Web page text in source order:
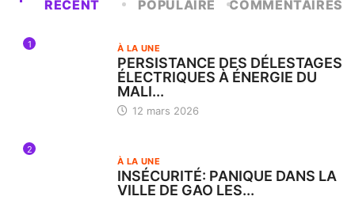
RÉCENT POPULAIRE COMMENTAIRES
1 À LA UNE
PERSISTANCE DES DÉLESTAGES
ÉLECTRIQUES À ÉNERGIE DU
MALI...
12 mars 2026
2
À LA UNE
INSÉCURITÉ: PANIQUE DANS LA
VILLE DE GAO LES...